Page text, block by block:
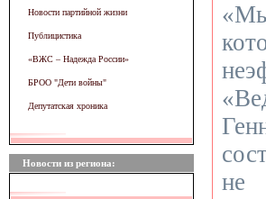
Новости партийной жизни
Публицистика
«ВЖC – Надежда России»
БРОО "Дети войны"
Депутатская хроника
Новости из региона:
не